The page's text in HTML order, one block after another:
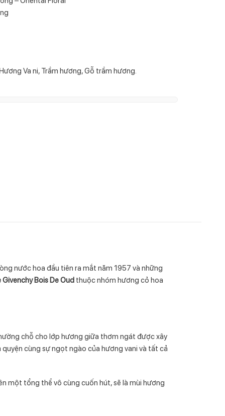
Va ni, Trầm hương, Gỗ trầm hương.
nước hoa đầu tiên ra mắt năm 1957 và những
Bois De Oud thuộc nhóm hương cỏ hoa
chỗ cho lớp hương giữa thơm ngát được xây
cùng sự ngọt ngào của hương vani và tất cả
một tổng thể vô cùng cuốn hút, sẽ là mùi hương